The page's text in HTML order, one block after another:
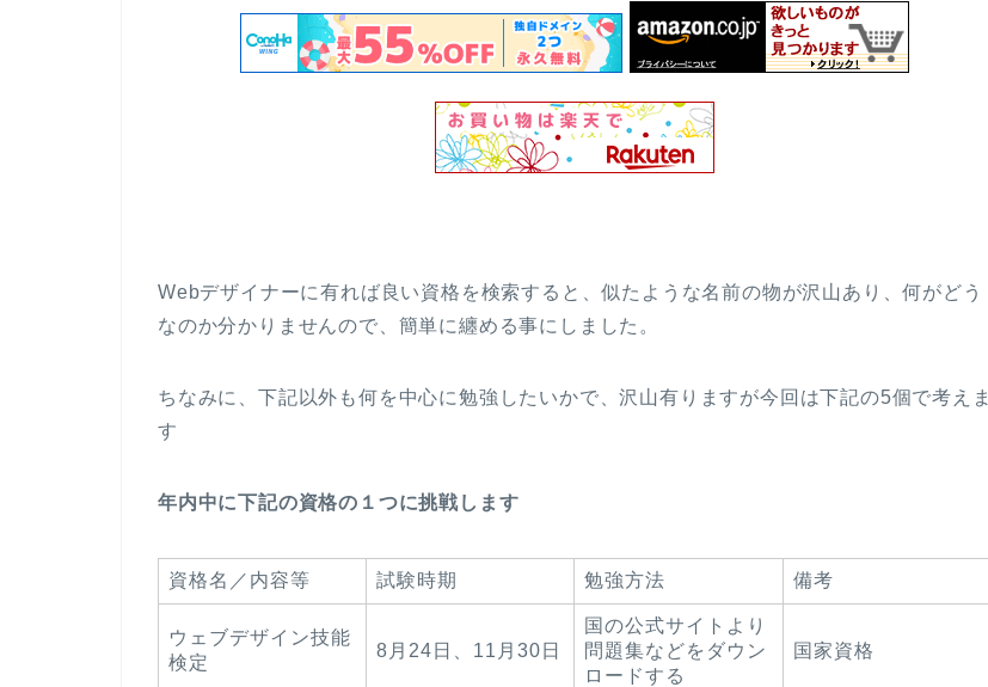
Webデザイナーに有れば良い資格を検索すると、似たような名前の物が沢山あり、何がどう
なのか分かりませんので、簡単に纏める事にしました。
ちなみに、下記以外も何を中心に勉強したいかで、沢山有りますが今回は下記の5個で考えま
す
年内中に下記の資格の１つに挑戦します
資格名／内容等 試験時期 勉強方法 備考
ウェブデザイン技能
検定
8月24日、11月30日
国の公式サイトより
問題集などをダウン
ロードする
国家資格